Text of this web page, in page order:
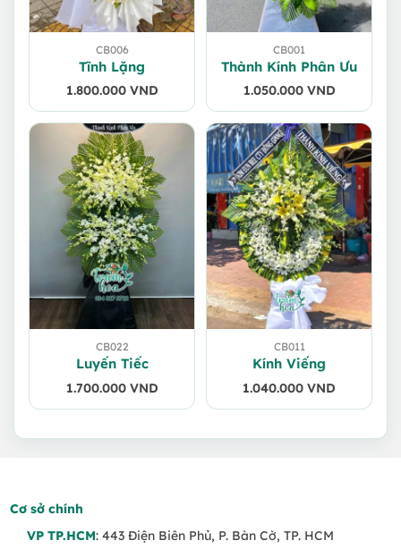
CB006
Tĩnh Lặng
1.800.000 VND
CB001
Thành Kính Phân Ưu
1.050.000 VND
CB022
Luyến Tiếc
1.700.000 VND
CB011
Kính Viếng
1.040.000 VND
Cơ sở chính
VP TP.HCM: 443 Điện Biên Phủ, P. Bàn Cờ, TP. HCM